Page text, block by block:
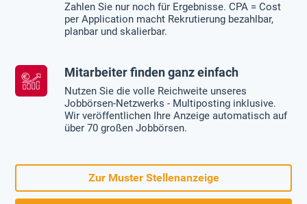
Zahlen Sie nur noch für Ergebnisse. CPA = Cost
per Application macht Rekrutierung bezahlbar,
planbar und skalierbar.
Mitarbeiter finden ganz einfach
Nutzen Sie die volle Reichweite unseres
Jobbörsen-Netzwerks - Multiposting inklusive.
Wir veröffentlichen Ihre Anzeige automatisch auf
über 70 großen Jobbörsen.
Zur Muster Stellenanzeige